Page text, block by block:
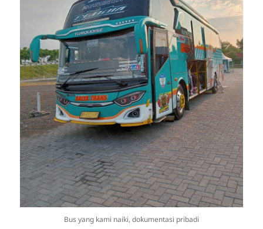
Bus yang kami naiki, dokumentasi pribadi